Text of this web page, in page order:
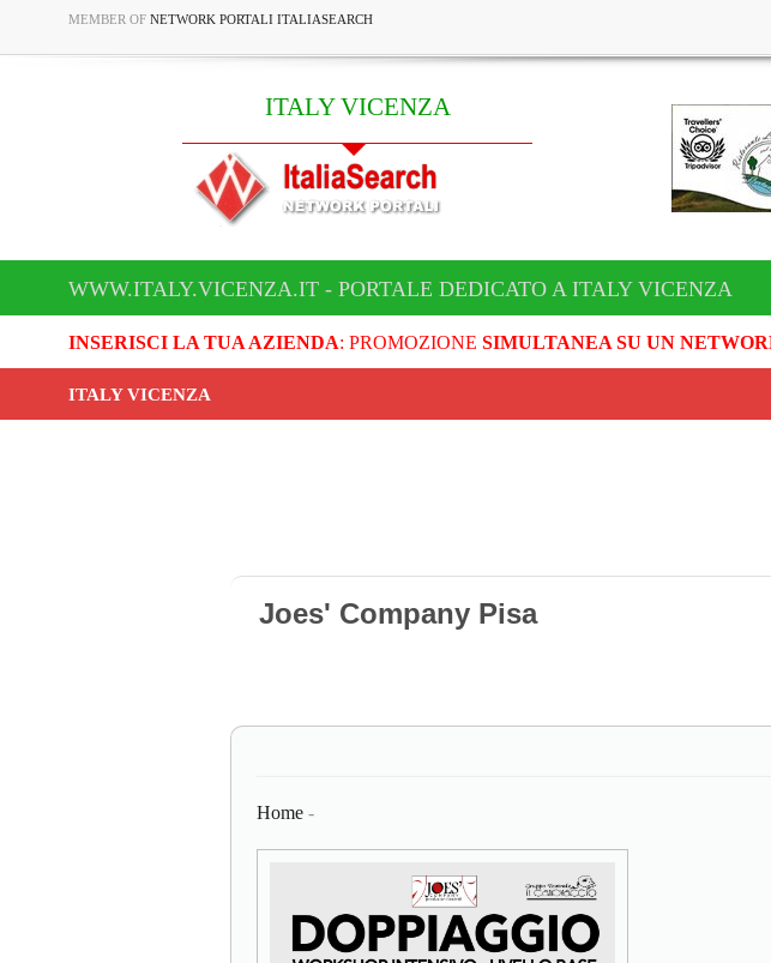
MEMBER OF NETWORK PORTALI ITALIASEARCH
ITALY VICENZA
WWW.ITALY.VICENZA.IT - PORTALE DEDICATO A ITALY VICENZA
INSERISCI LA TUA AZIENDA: PROMOZIONE SIMULTANEA SU UN
ITALY VICENZA
Joes' Company Pisa
Home -